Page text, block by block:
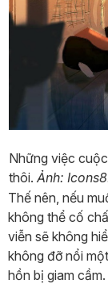
Những việc
thôi. Ảnh:
Thế nên, nếu
không thể cố
viễn sẽ không
không đỡ nổi
hồn bị giam cầm.